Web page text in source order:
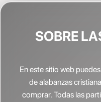
SOBRE
En este sitio web
de alabanzas
comprar. Todas las